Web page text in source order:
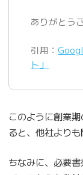
ありがとう
引用：
ト」
このように創業
ると、他社よりも
ちなみに、必要